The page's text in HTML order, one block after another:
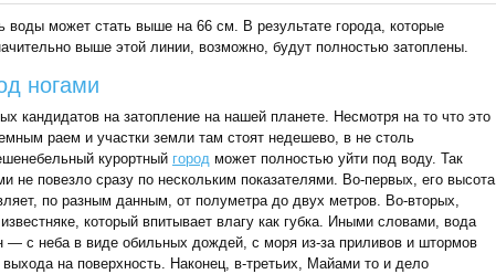
воды может стать выше на 66 см. В результате города, которые
выше этой линии, возможно, будут полностью затоплены.
ногами
кандидатов на затопление на нашей планете. Несмотря на то что это
раем и участки земли там стоят недешево, в не столь
курортный город может полностью уйти под воду. Так
не повезло сразу по нескольким показателями. Во-первых, его высота
по разным данным, от полуметра до двух метров. Во-вторых,
который впитывает влагу как губка. Иными словами, вода
— с неба в виде обильных дождей, с моря из-за приливов и штормов
выхода на поверхность. Наконец, в-третьих, Майами то и дело